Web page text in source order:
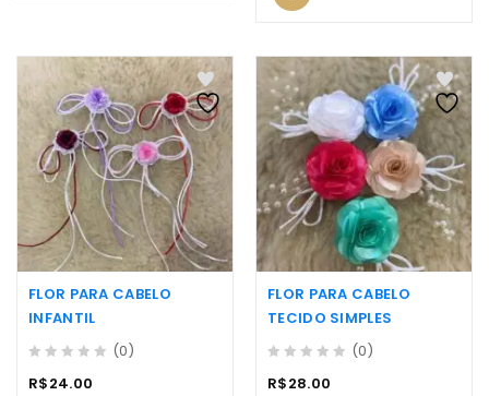
FLOR PARA CABELO
INFANTIL
out
(0)
R$24.00
FLOR PARA CABELO
TECIDO SIMPLES
out
(0)
R$28.00